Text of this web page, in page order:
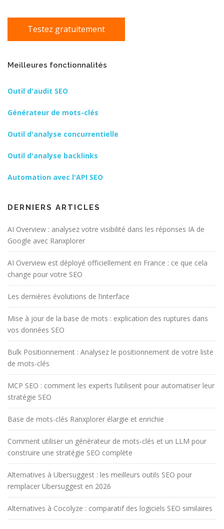
Testez gratuitement
Meilleures fonctionnalités
Outil d'audit SEO
Générateur de mots-clés
Outil d'analyse concurrentielle
Outil d'analyse backlinks
Automation avec l'API SEO
DERNIERS ARTICLES
AI Overview : analysez votre visibilité dans les réponses IA de
Google avec Ranxplorer
AI Overview est déployé officiellement en France : ce que cela
change pour votre SEO
Les dernières évolutions de l’interface
Mise à jour de la base de mots : explication des ruptures dans
vos données SEO
Bulk Positionnement : Analysez le positionnement de votre liste
de mots-clés
MCP SEO : comment les experts l’utilisent pour automatiser leur
stratégie SEO
Base de mots-clés Ranxplorer élargie et enrichie
Comment utiliser un générateur de mots-clés et un LLM pour
construire une stratégie SEO complète
Alternatives à Ubersuggest : les meilleurs outils SEO pour
remplacer Ubersuggest en 2026
Alternatives à Cocolyze : comparatif des logiciels SEO similaires